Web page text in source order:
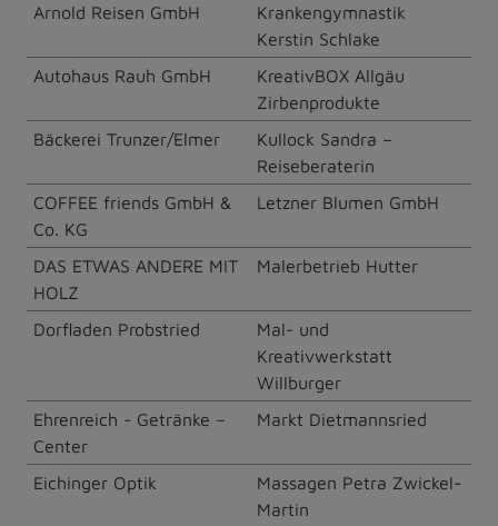
Arnold Reisen GmbH
Krankengymnastik
Kerstin Schlake
Autohaus Rauh GmbH
KreativBOX Allgäu
Zirbenprodukte
Bäckerei Trunzer/Elmer
Kullock Sandra –
Reiseberaterin
COFFEE friends GmbH &
Co. KG
Letzner Blumen GmbH
DAS ETWAS ANDERE MIT
HOLZ
Malerbetrieb Hutter
Dorfladen Probstried
Mal- und
Kreativwerkstatt
Willburger
Ehrenreich - Getränke –
Center
Markt Dietmannsried
Eichinger Optik
Massagen Petra Zwickel-
Martin